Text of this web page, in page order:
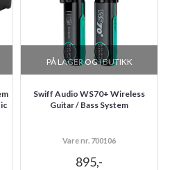
PÅ LAGER OG I BUTIKK
Swiff Audio WS70+ Wireless
Guitar / Bass System
Vare nr. 700106
895,-